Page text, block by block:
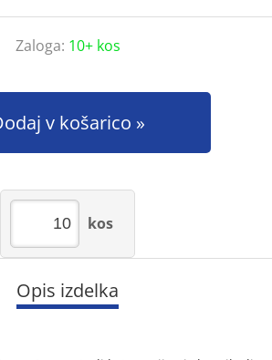
Zaloga: 10+ kos
v košarico
kos
Opis izdelka